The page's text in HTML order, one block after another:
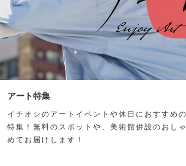
アート特集
イチオシのアートイベントや休日におすすめ
特集！無料のスポットや、美術館併設のおし
めてお届けします！